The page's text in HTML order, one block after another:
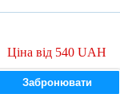
Ціна від 540 UAH
Забронювати